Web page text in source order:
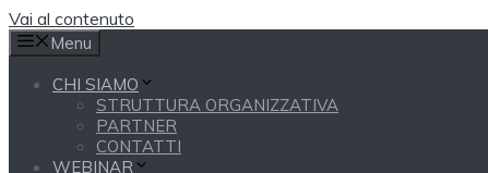
Vai al contenuto
Menu
CHI SIAMO
STRUTTURA ORGANIZZATIVA
PARTNER
CONTATTI
WEBINAR